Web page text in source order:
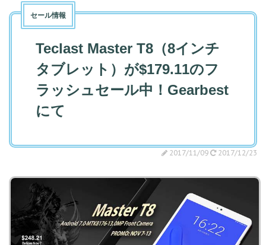
セール情報
Teclast Master T8（8インチ
タブレット）が$179.11のフ
ラッシュセール中！Gearbest
にて
2017/11/09 2017/12/23